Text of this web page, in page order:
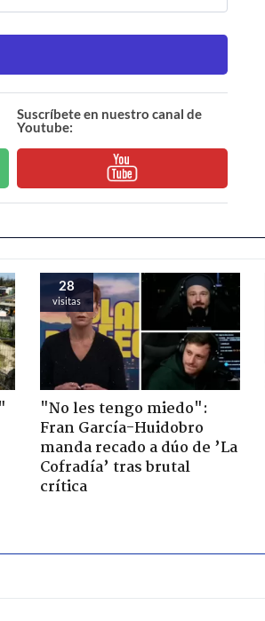
Suscríbete en nuestro canal de
Youtube:
28
visitas
"No les tengo miedo":
Fran García-Huidobro
manda recado a dúo de ’La
Cofradía’ tras brutal
crítica